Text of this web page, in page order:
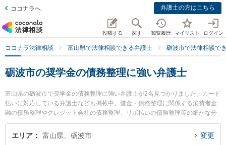
ココナラへ 弁護士の方はこちら
投稿する 探す 閲覧履歴 マイリスト ログイン
ココナラ法律相談 富山県で法律相談できる弁護士 砺波市で法律相談で
砺波市の奨学金の債務整理に強い弁護士
富山県の砺波市で奨学金の債務整理に強い弁護士が2名見つかりました。カード
払いに対応している弁護士なども掲載中。借金・債務整理に関係する消費者金
融の債務整理やクレジット会社の債務整理、リボ払いの債務整理等の細かな分
野での絞り込み検索もでき便利です。特に山岸陽平法律事務所の山岸 陽平弁護
士やとなみ野法律事務所の蓑 健太郎弁護士のプロフィール情報や弁護士費用、
エリア 富山県、砺波市 変更